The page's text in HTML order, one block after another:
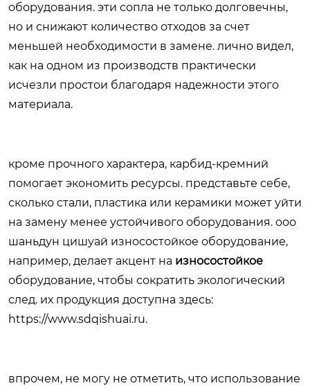
оборудования. эти сопла не только долговечны,
но и снижают количество отходов за счет
меньшей необходимости в замене. лично видел,
как на одном из производств практически
исчезли простои благодаря надежности этого
материала.
кроме прочного характера, карбид-кремний
помогает экономить ресурсы. представьте себе,
сколько стали, пластика или керамики может уйти
на замену менее устойчивого оборудования. ооо
шаньдун цишуай износостойкое оборудование,
например, делает акцент на износостойкое
оборудование, чтобы сократить экологический
след. их продукция доступна здесь:
https://www.sdqishuai.ru.
впрочем, не могу не отметить, что использование